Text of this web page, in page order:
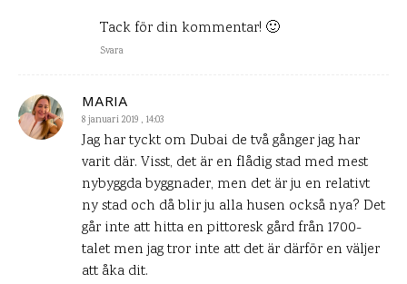
Tack för din kommentar! 🙂
Svara
MARIA
8 januari 2019 , 14:03
Jag har tyckt om Dubai de två gånger jag har
varit där. Visst, det är en flådig stad med mest
nybyggda byggnader, men det är ju en relativt
ny stad och då blir ju alla husen också nya? Det
går inte att hitta en pittoresk gård från 1700-
talet men jag tror inte att det är därför en väljer
att åka dit.